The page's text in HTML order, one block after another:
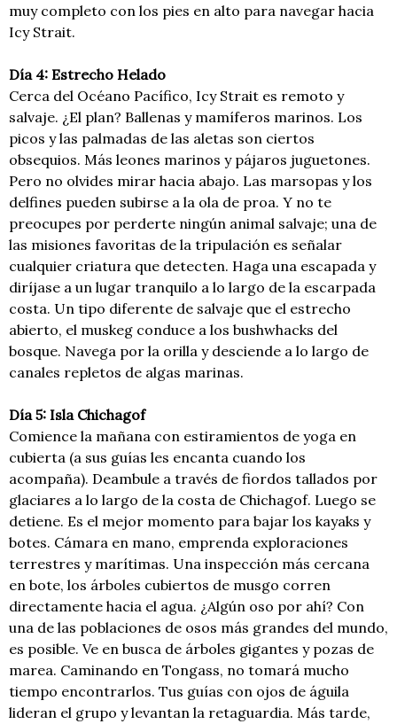
muy completo con los pies en alto para navegar hacia
Icy Strait.
Día 4: Estrecho Helado
Cerca del Océano Pacífico, Icy Strait es remoto y
salvaje. ¿El plan? Ballenas y mamíferos marinos. Los
picos y las palmadas de las aletas son ciertos
obsequios. Más leones marinos y pájaros juguetones.
Pero no olvides mirar hacia abajo. Las marsopas y los
delfines pueden subirse a la ola de proa. Y no te
preocupes por perderte ningún animal salvaje; una de
las misiones favoritas de la tripulación es señalar
cualquier criatura que detecten. Haga una escapada y
diríjase a un lugar tranquilo a lo largo de la escarpada
costa. Un tipo diferente de salvaje que el estrecho
abierto, el muskeg conduce a los bushwhacks del
bosque. Navega por la orilla y desciende a lo largo de
canales repletos de algas marinas.
Día 5: Isla Chichagof
Comience la mañana con estiramientos de yoga en
cubierta (a sus guías les encanta cuando los
acompaña). Deambule a través de fiordos tallados por
glaciares a lo largo de la costa de Chichagof. Luego se
detiene. Es el mejor momento para bajar los kayaks y
botes. Cámara en mano, emprenda exploraciones
terrestres y marítimas. Una inspección más cercana
en bote, los árboles cubiertos de musgo corren
directamente hacia el agua. ¿Algún oso por ahí? Con
una de las poblaciones de osos más grandes del mundo,
es posible. Ve en busca de árboles gigantes y pozas de
marea. Caminando en Tongass, no tomará mucho
tiempo encontrarlos. Tus guías con ojos de águila
lideran el grupo y levantan la retaguardia. Más tarde,